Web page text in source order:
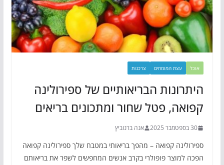
אוכל עצת המומחים צרכנות
היתרונות הבריאותיים של ספירולינה
קפואה, פטל שחור ומתכונים בריאים
30 בספטמבר 2025 אנה ברנוביץ
ספירולינה קפואה – מהפך בריאותי במטבח שלך ספירולינה קפואה
הפכה למוצר פופולרי בקרב אנשים המחפשים לשפר את בריאותם